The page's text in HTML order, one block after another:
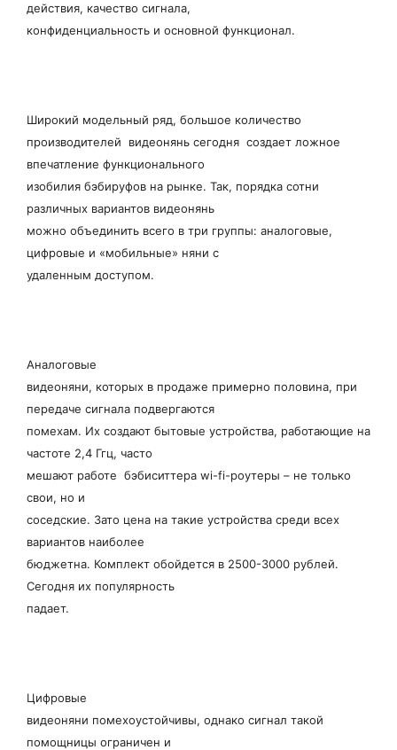
действия, качество сигнала,
конфиденциальность и основной функционал.
Широкий модельный ряд, большое количество
производителей видеонянь сегодня создает ложное
впечатление функционального
изобилия бэбируфов на рынке. Так, порядка сотни
различных вариантов видеонянь
можно объединить всего в три группы: аналоговые,
цифровые и «мобильные» няни с
удаленным доступом.
Аналоговые
видеоняни, которых в продаже примерно половина, при
передаче сигнала подвергаются
помехам. Их создают бытовые устройства, работающие на
частоте 2,4 Ггц, часто
мешают работе бэбиситтера wi-fi-роутеры – не только
свои, но и
соседские. Зато цена на такие устройства среди всех
вариантов наиболее
бюджетна. Комплект обойдется в 2500-3000 рублей.
Сегодня их популярность
падает.
Цифровые
видеоняни помехоустойчивы, однако сигнал такой
помощницы ограничен и